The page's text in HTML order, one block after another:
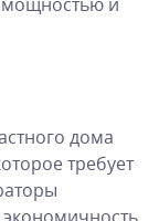
дома
требует